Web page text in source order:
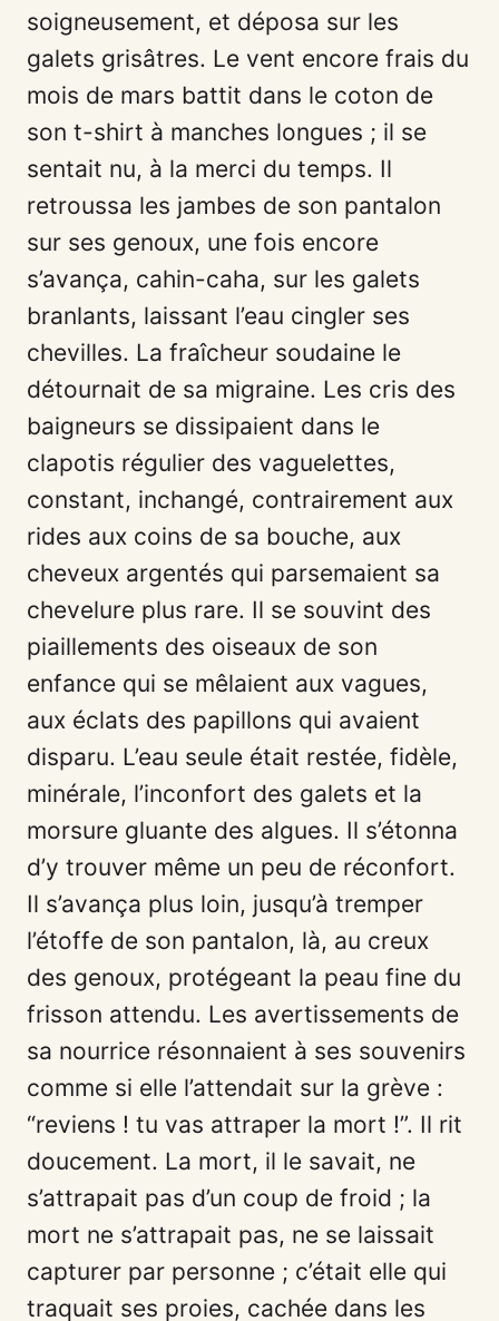
soigneusement, et déposa sur les
galets grisâtres. Le vent encore frais du
mois de mars battit dans le coton de
son t-shirt à manches longues ; il se
sentait nu, à la merci du temps. Il
retroussa les jambes de son pantalon
sur ses genoux, une fois encore
s’avança, cahin-caha, sur les galets
branlants, laissant l’eau cingler ses
chevilles. La fraîcheur soudaine le
détournait de sa migraine. Les cris des
baigneurs se dissipaient dans le
clapotis régulier des vaguelettes,
constant, inchangé, contrairement aux
rides aux coins de sa bouche, aux
cheveux argentés qui parsemaient sa
chevelure plus rare. Il se souvint des
piaillements des oiseaux de son
enfance qui se mêlaient aux vagues,
aux éclats des papillons qui avaient
disparu. L’eau seule était restée, fidèle,
minérale, l’inconfort des galets et la
morsure gluante des algues. Il s’étonna
d’y trouver même un peu de réconfort.
Il s’avança plus loin, jusqu’à tremper
l’étoffe de son pantalon, là, au creux
des genoux, protégeant la peau fine du
frisson attendu. Les avertissements de
sa nourrice résonnaient à ses souvenirs
comme si elle l’attendait sur la grève :
“reviens ! tu vas attraper la mort !”. Il rit
doucement. La mort, il le savait, ne
s’attrapait pas d’un coup de froid ; la
mort ne s’attrapait pas, ne se laissait
capturer par personne ; c’était elle qui
traquait ses proies, cachée dans les